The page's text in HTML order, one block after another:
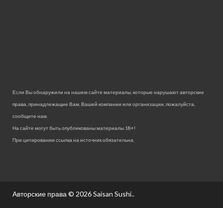
Если Вы обнаружили на нашем сайте материалы, которые нарушают авторские
права, принадлежащие Вам, Вашей компании или организации, пожалуйста,
сообщите нам.
На сайте могут быть опубликованы материалы 18+!
При цитировании ссылка на источник обязательна.
Авторские права © 2026Saisan Sushi..